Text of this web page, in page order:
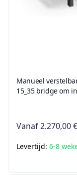
Manueel
15_35 bridge om
Vanaf2.270,00 €
Levertijd: 6-8